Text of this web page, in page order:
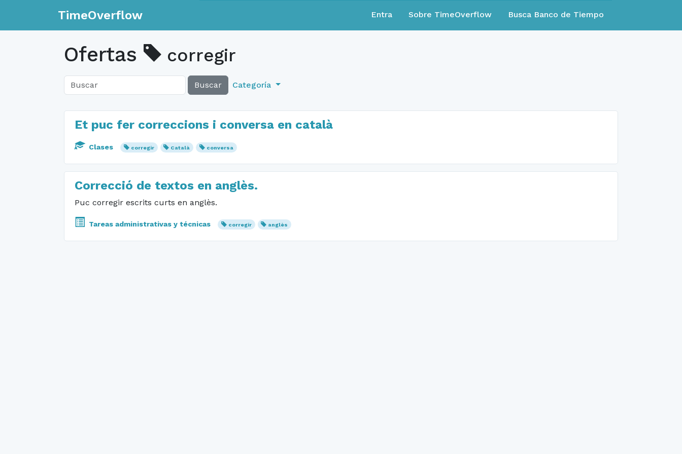
TimeOverflow Entra Sobre TimeOverflow Busca Banco de Tiempo
Ofertas corregir
Buscar Categoría
Et puc fer correccions i conversa en català
Clases corregir Català conversa
Correcció de textos en anglès.
Puc corregir escrits curts en anglès.
Tareas administrativas y técnicas corregir anglès